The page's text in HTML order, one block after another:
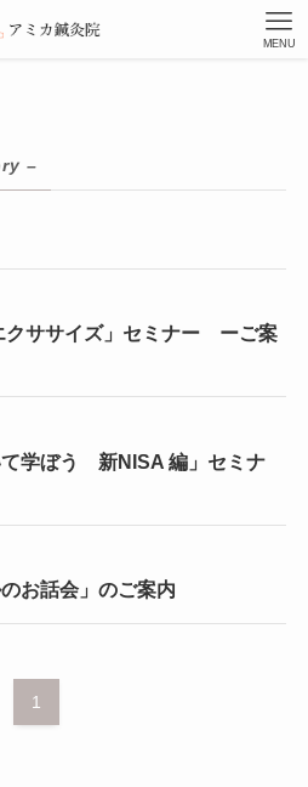
MENU
–
クササイズ」セミナー ーご案
学ぼう 新NISA 編」セミナ
お話会」のご案内
1